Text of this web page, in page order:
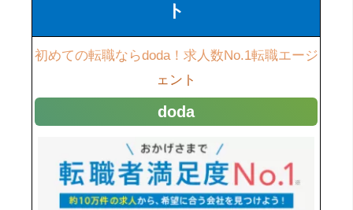
ト
初めての転職ならdoda！求人数No.1転職エージ
ェント
doda